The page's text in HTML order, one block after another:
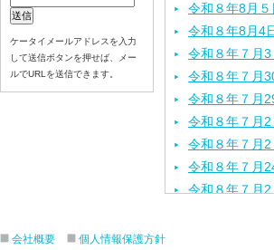
令和８年8月５
令和８年8月4
令和８年７月3
令和８年７月
令和８年７月
令和８年７月2
令和８年７月2
令和８年７月
令和８年７月2
ケータイメールアドレスを入力
して送信ボタンを押せば、メー
ルでURLを送信できます。
会社概要 個人情報保護方針